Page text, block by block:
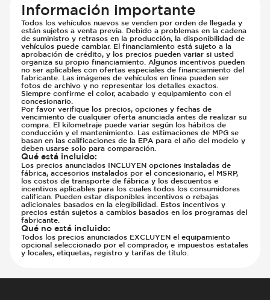
Información importante
Todos los vehículos nuevos se venden por orden de llegada y
están sujetos a venta previa. Debido a problemas en la cadena
de suministro y retrasos en la producción, la disponibilidad de
vehículos puede cambiar. El financiamiento está sujeto a la
aprobación de crédito, y los precios pueden variar si usted
organiza su propio financiamiento. Algunos incentivos pueden
no ser aplicables con ofertas especiales de financiamiento del
fabricante. Las imágenes de vehículos en línea pueden ser
fotos de archivo y no representar los detalles exactos.
Siempre confirme el color, acabado y equipamiento con el
concesionario.
Por favor verifique los precios, opciones y fechas de
vencimiento de cualquier oferta anunciada antes de realizar su
compra. El kilometraje puede variar según los hábitos de
conducción y el mantenimiento. Las estimaciones de MPG se
basan en las calificaciones de la EPA para el año del modelo y
deben usarse solo para comparación.
Qué está incluido:
Los precios anunciados INCLUYEN opciones instaladas de
fábrica, accesorios instalados por el concesionario, el MSRP,
los costos de transporte de fábrica y los descuentos e
incentivos aplicables para los cuales todos los consumidores
califican. Pueden estar disponibles incentivos o rebajas
adicionales basados en la elegibilidad. Estos incentivos y
precios están sujetos a cambios basados en los programas del
fabricante.
Qué no está incluido:
Todos los precios anunciados EXCLUYEN el equipamiento
opcional seleccionado por el comprador, e impuestos estatales
y locales, etiquetas, registro y tarifas de título.